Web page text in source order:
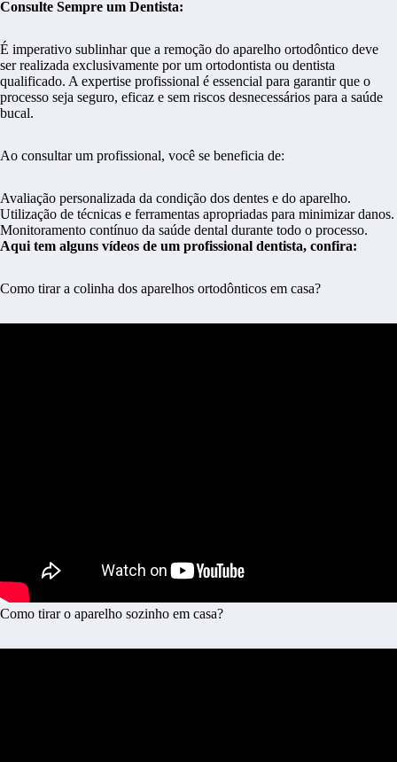
Consulte Sempre um Dentista:
É imperativo sublinhar que a remoção do aparelho ortodôntico deve
ser realizada exclusivamente por um ortodontista ou dentista
qualificado. A expertise profissional é essencial para garantir que o
processo seja seguro, eficaz e sem riscos desnecessários para a saúde
bucal.
Ao consultar um profissional, você se beneficia de:
Avaliação personalizada da condição dos dentes e do aparelho.
Utilização de técnicas e ferramentas apropriadas para minimizar danos.
Monitoramento contínuo da saúde dental durante todo o processo.
Aqui tem alguns vídeos de um profissional dentista, confira:
Como tirar a colinha dos aparelhos ortodônticos em casa?
Como tirar o aparelho sozinho em casa?